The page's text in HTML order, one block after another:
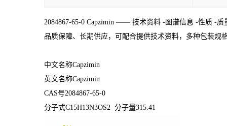
2084867-65-0 Capzimin —— 技术资料 -图谱信息 -性质 -质
品质保障、长期供应，可配合提供技术资料，多种包装规
中文名称Capzimin
英文名称Capzimin
CAS号2084867-65-0
分子式C15H13N3OS2 分子量315.41